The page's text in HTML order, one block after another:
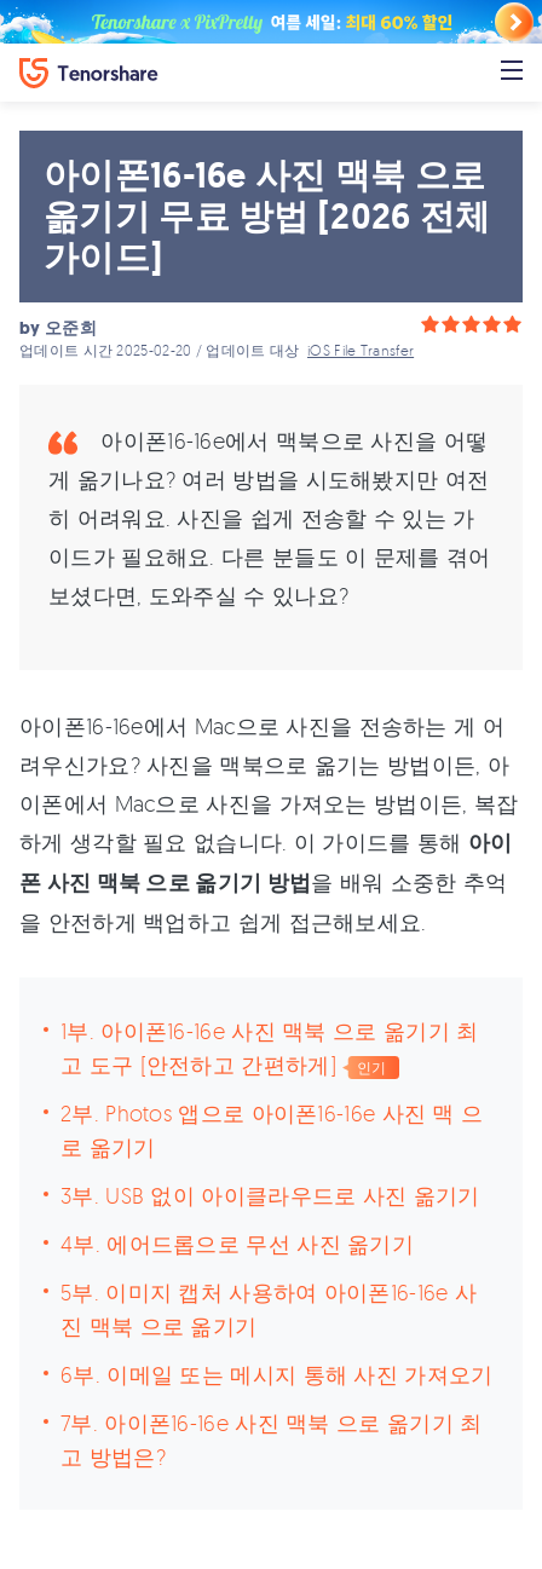
아이폰16-16e 사진 맥북 으로
옮기기 무료 방법 [2026 전체
가이드]
by 오준희
업데이트 시간 2025-02-20 / 업데이트 대상iOS File Transfer
아이폰16-16e에서 맥북으로 사진을 어떻
게 옮기나요? 여러 방법을 시도해봤지만 여전
히 어려워요. 사진을 쉽게 전송할 수 있는 가
이드가 필요해요. 다른 분들도 이 문제를 겪어
보셨다면, 도와주실 수 있나요?
아이폰16-16e에서 Mac으로 사진을 전송하는 게 어
려우신가요? 사진을 맥북으로 옮기는 방법이든, 아
이폰에서 Mac으로 사진을 가져오는 방법이든, 복잡
하게 생각할 필요 없습니다. 이 가이드를 통해 아이
폰 사진 맥북 으로 옮기기 방법을 배워 소중한 추억
을 안전하게 백업하고 쉽게 접근해보세요.
1부. 아이폰16-16e 사진 맥북 으로 옮기기 최
고 도구 [안전하고 간편하게]
인기
2부. Photos 앱으로 아이폰16-16e 사진 맥 으
로 옮기기
3부. USB 없이 아이클라우드로 사진 옮기기
4부. 에어드롭으로 무선 사진 옮기기
5부. 이미지 캡처 사용하여 아이폰16-16e 사
진 맥북 으로 옮기기
6부. 이메일 또는 메시지 통해 사진 가져오기
7부. 아이폰16-16e 사진 맥북 으로 옮기기 최
고 방법은?